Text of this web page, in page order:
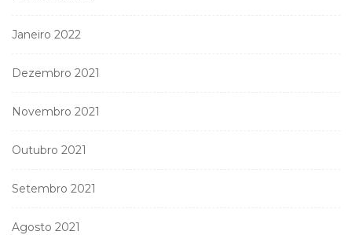
Janeiro 2022
Dezembro 2021
Novembro 2021
Outubro 2021
Setembro 2021
Agosto 2021